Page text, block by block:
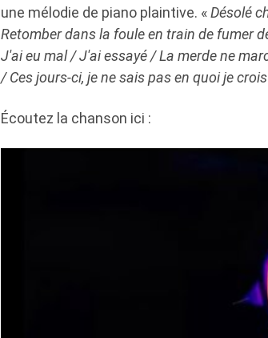
une mélodie de piano plaintive. «Désolé
Retomber dans la foule en train de fumer
J'ai eu mal / J'ai essayé / La merde ne
/ Ces jours-ci, je ne sais pas en quoi je crois
Écoutez la chanson ici :